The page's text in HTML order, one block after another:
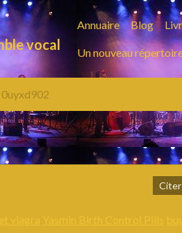
vocal
Annuaire Blog
Un nouveau
0uyxd902
Citer
viagra Yasmin Birth Control Pills